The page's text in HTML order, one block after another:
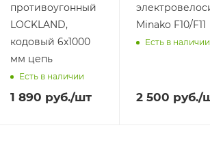
противоугонный
LOCKLAND,
кодовый 6х1000
мм цепь
Есть в наличии
1 890 руб./шт
Minako F10/F11
Есть в наличии
2 500 руб./